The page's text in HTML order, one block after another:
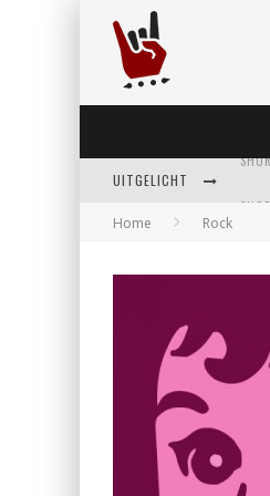
UITGELICHT
Home Rock